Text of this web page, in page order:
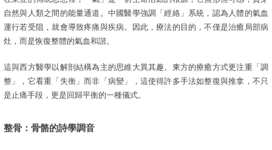
自然與人類之間的能量通道。中國醫學強調「經絡」系統，認為人體的氣血
運行若受阻，就會導致疼痛與疾病。因此，療法的目的，不僅是治癒局部病
灶，而是恢復整體的氣血和諧。
這與西方醫學以解剖結構為主的思維大異其趣。東方的療癒方式更注重「調
整」，它看重「失衡」而非「病變」，這使得許多手法如整復與推拿，不只
是止痛手段，更是回歸平衡的一種儀式。
整骨：骨骼的詩學調音